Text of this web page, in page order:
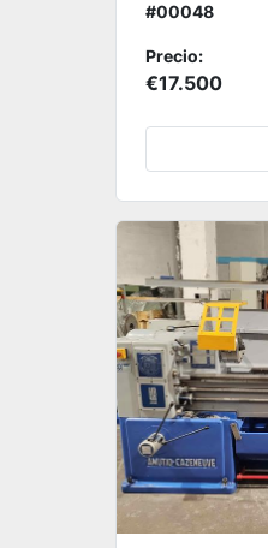
#00048
Precio:
€17.500